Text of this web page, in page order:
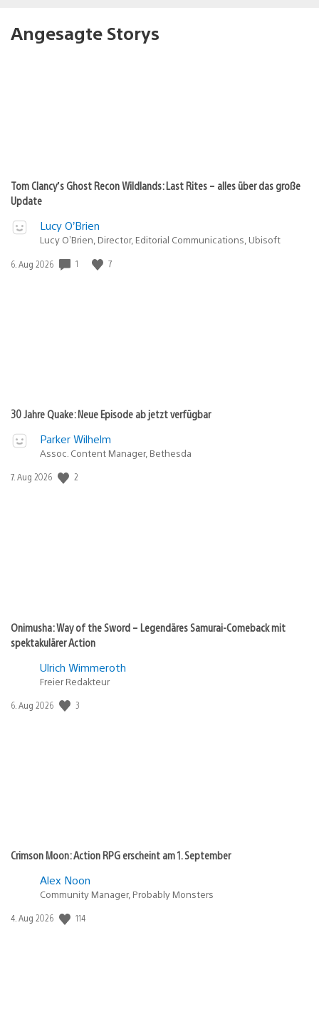
Angesagte Storys
Tom Clancy’s Ghost Recon Wildlands: Last Rites – alles über das große
Update
Lucy O’Brien
Lucy O’Brien, Director, Editorial Communications, Ubisoft
Veröffentlichungsdatum:
6. Aug 2026 1 7
30 Jahre Quake: Neue Episode ab jetzt verfügbar
Parker Wilhelm
Assoc. Content Manager, Bethesda
Veröffentlichungsdatum:
7. Aug 2026 2
Onimusha: Way of the Sword – Legendäres Samurai-Comeback mit
spektakulärer Action
Ulrich Wimmeroth
Freier Redakteur
Veröffentlichungsdatum:
6. Aug 2026 3
Crimson Moon: Action RPG erscheint am 1. September
Alex Noon
Community Manager, Probably Monsters
Veröffentlichungsdatum:
4. Aug 2026 114